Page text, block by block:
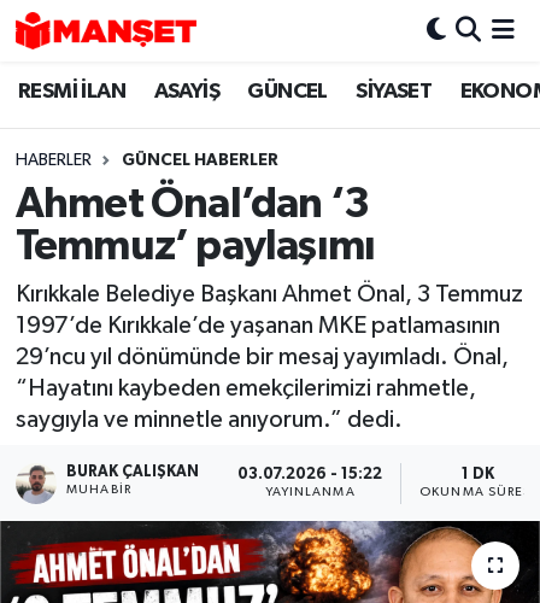
RESMİ İLAN ASAYİŞ GÜNCEL SİYASET
HABERLER GÜNCEL HABERLER
Ahmet Önal’dan ‘3
Temmuz’ paylaşımı
Kırıkkale Belediye Başkanı Ahmet Önal, 3 Temmuz
1997’de Kırıkkale’de yaşanan MKE patlamasının
29’ncu yıl dönümünde bir mesaj yayımladı. Önal,
“Hayatını kaybeden emekçilerimizi rahmetle,
saygıyla ve minnetle anıyorum.” dedi.
BURAK ÇALIŞKAN
MUHABIR
03.07.2026 - 15:22
YAYINLANMA
1 DK
OKUNMA SÜRESI
Hava Durumu
Trafik Durumu
Süper Lig Puan Durumu ve Fikstür
Son Dakika Haberleri
Haber Arşivi